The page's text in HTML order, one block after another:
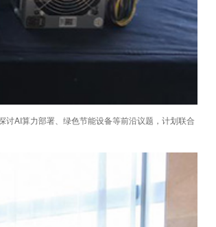
AI算力部署、绿色节能设备等前沿议题，计划联合